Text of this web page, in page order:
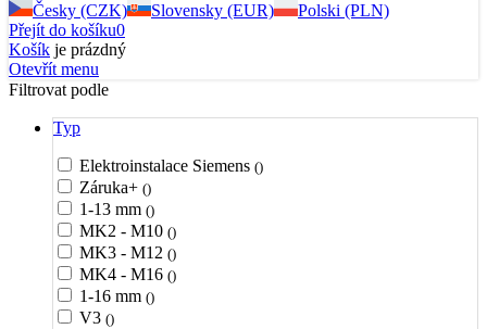
Česky (CZK)
Slovensky (EUR)
Polski (PLN)
Přejít do košíku0
Košík je prázdný
Otevřít menu
Filtrovat podle
Typ
Elektroinstalace Siemens ()
Záruka+ ()
1-13 mm ()
MK2 - M10 ()
MK3 - M12 ()
MK4 - M16 ()
1-16 mm ()
V3 ()